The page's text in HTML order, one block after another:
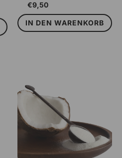
€9,50
IN DEN WARENKORB